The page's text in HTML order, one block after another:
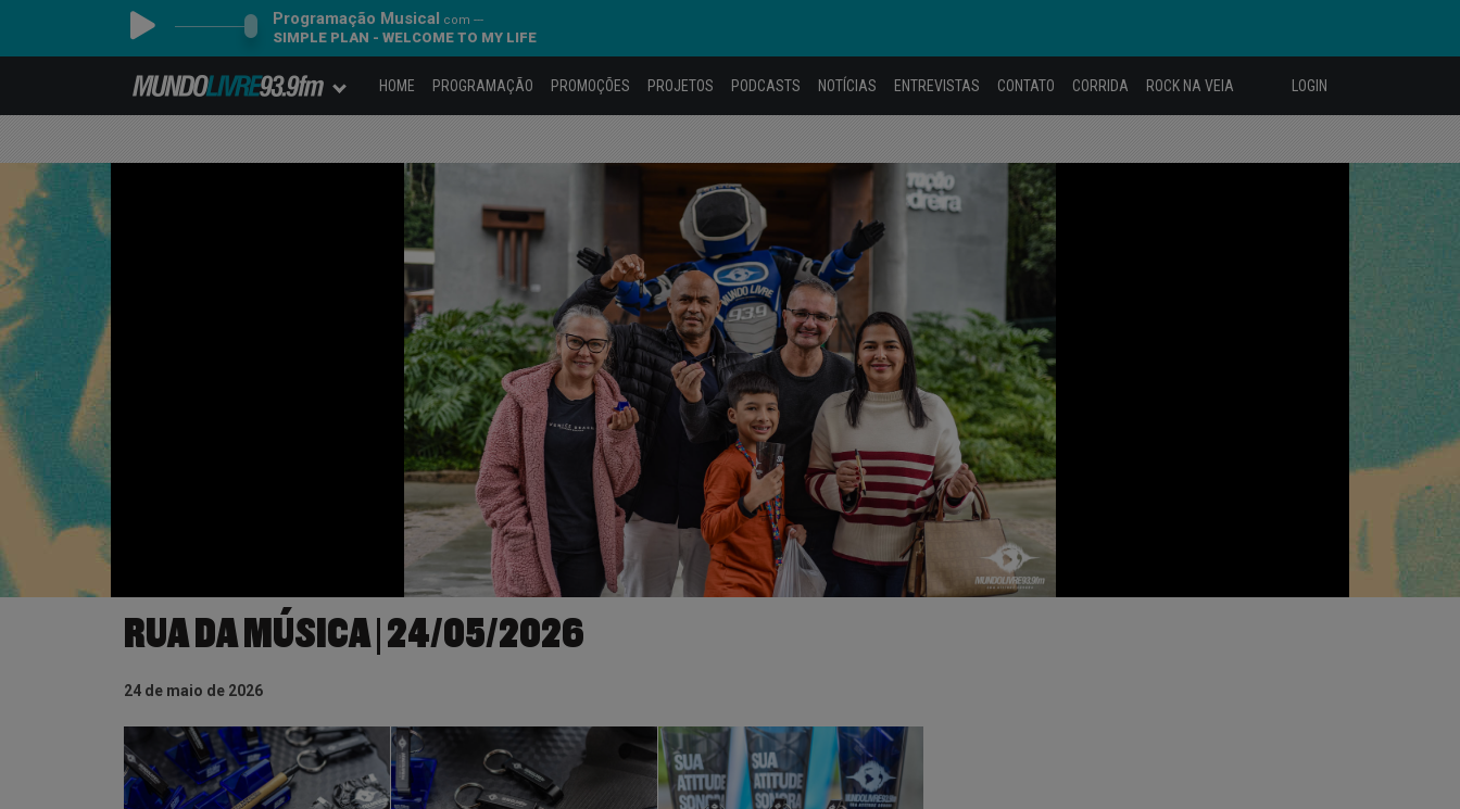
Programação Musical com ---
SIMPLE PLAN - WELCOME TO MY LIFE
HOME PROGRAMAÇÃO PROMOÇÕES PROJETOS PODCASTS NOTÍCIAS ENTREVISTAS CONTATO CORRIDA ROCK NA VEIA LOGIN
RUA DA MÚSICA | 24/05/2026
24 de maio de 2026